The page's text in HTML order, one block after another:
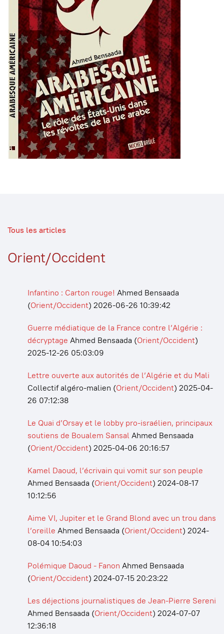
Tous les articles
Orient/Occident
Infantino : Carton rouge! Ahmed Bensaada
(Orient/Occident) 2026-06-26 10:39:42
Guerre médiatique de la France contre l’Algérie :
décryptage Ahmed Bensaada (Orient/Occident)
2025-12-26 05:03:09
Lettre ouverte aux autorités de l’Algérie et du Mali
Collectif algéro-malien (Orient/Occident) 2025-04-
26 07:12:38
Le Quai d’Orsay et le lobby pro-israélien, principaux
soutiens de Boualem Sansal Ahmed Bensaada
(Orient/Occident) 2025-04-06 20:16:57
Kamel Daoud, l’écrivain qui vomit sur son peuple
Ahmed Bensaada (Orient/Occident) 2024-08-17
10:12:56
Aime VI, Jupiter et le Grand Blond avec un trou dans
l’oreille Ahmed Bensaada (Orient/Occident) 2024-
08-04 10:54:03
Polémique Daoud - Fanon Ahmed Bensaada
(Orient/Occident) 2024-07-15 20:23:22
Les déjections journalistiques de Jean-Pierre Sereni
Ahmed Bensaada (Orient/Occident) 2024-07-07
12:36:18